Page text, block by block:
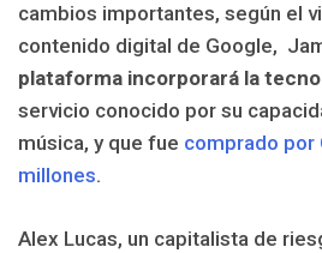
cambios importantes, según el
contenido digital de Google,
plataforma incorporará la
servicio conocido por su
música, y que fue comprado por
millones.
Alex Lucas, un capitalista de